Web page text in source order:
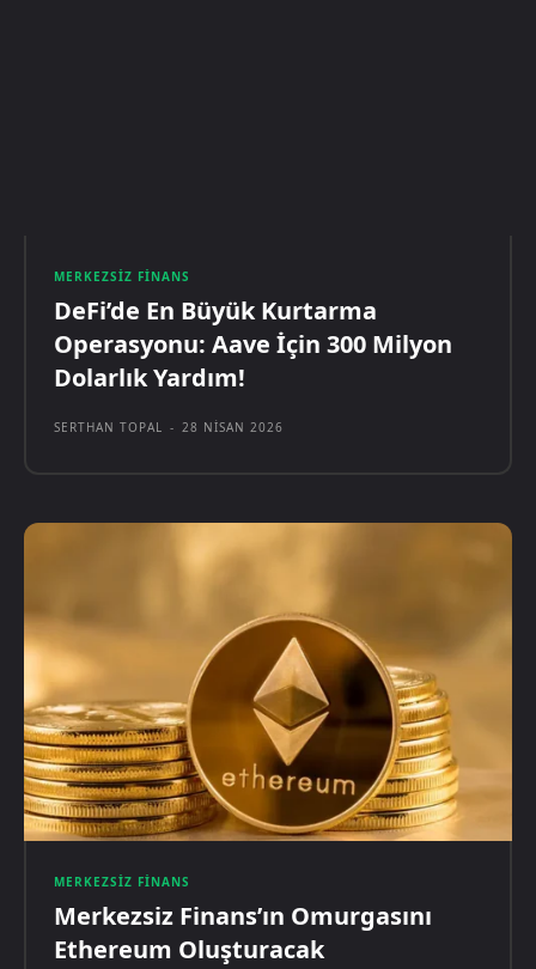
MERKEZSIZ FINANS
DeFi’de En Büyük Kurtarma
Operasyonu: Aave İçin 300 Milyon
Dolarlık Yardım!
SERTHAN TOPAL - 28 NISAN 2026
MERKEZSIZ FINANS
Merkezsiz Finans’ın Omurgasını
Ethereum Oluşturacak